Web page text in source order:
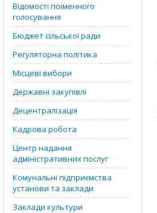
Відомості поіменного
голосування
Бюджет сільської ради
Регуляторна політика
Місцеві вибори
Державні закупівлі
Децентралізація
Кадрова робота
Центр надання
адміністративних послуг
Комунальні підприємства
установи та заклади
Заклади культури